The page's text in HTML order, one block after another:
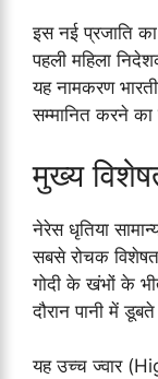
इस नई प्रजाति का
पहली महिला
यह नामकरण
सम्मानित करने
मुख्य
नेरेस धृतिया
सबसे रोचक
गोदी के खंभों के
दौरान पानी में
यह उच्च ज्वार